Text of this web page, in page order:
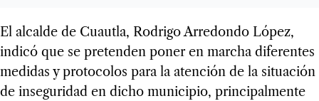
El alcalde de Cuautla, Rodrigo Arredondo López,
indicó que se pretenden poner en marcha diferentes
medidas y protocolos para la atención de la situación
de inseguridad en dicho municipio, principalmente